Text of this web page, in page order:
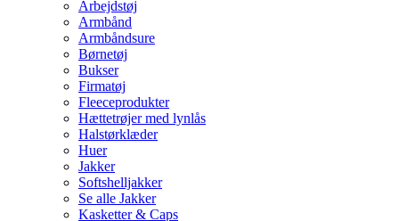
Arbejdstøj
Armbånd
Armbåndsure
Børnetøj
Bukser
Firmatøj
Fleeceprodukter
Hættetrøjer med lynlås
Halstørklæder
Huer
Jakker
Softshelljakker
Se alle Jakker
Kasketter & Caps